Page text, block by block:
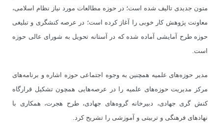
متون جدیدی تالیف شده است؛ در حوزه مطالعات مورد نیاز نظام اسلامی،
معاونت پژوهش کار خوبی را آغاز کرده است؛ در عرصه کنشگری و تبلیغی
حوزه طرح آمایشی آماده شده که در آستانه تحویل به شورای عالی حوزه
است.
مدیر حوزه‌های علمیه همچنین به وجوه اجتماعی حوزه اشاره و برنامه‌های
مرکز مدیریت حوزه‌های علمیه را در عرصه‌هایی همچون تشکیل قرارگاه
کنش گری جهادی، دبیرخانه گروه‌های جهادی، طرح هجرت، همکاری با
نهادهای فرهنگی و تربیتی و آموزشی را تشریح کرد.